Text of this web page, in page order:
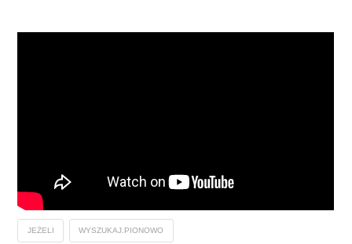
JEŻELI WYSZUKAJ.PIONOWO